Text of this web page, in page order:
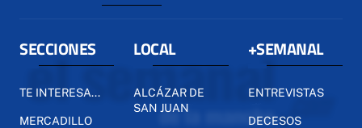
SECCIONES
TE INTERESA...
MERCADILLO
LOCAL
ALCÁZAR DE
SAN JUAN
+SEMANAL
ENTREVISTAS
DECESOS